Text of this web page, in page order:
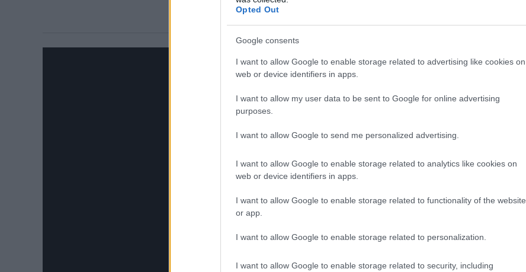
Opted Out
Google consents
I want to allow Google to enable storage related to advertising like cookies on
web or device identifiers in apps.
I want to allow my user data to be sent to Google for online advertising
purposes.
I want to allow Google to send me personalized advertising.
I want to allow Google to enable storage related to analytics like cookies on
web or device identifiers in apps.
I want to allow Google to enable storage related to functionality of the website
or app.
I want to allow Google to enable storage related to personalization.
I want to allow Google to enable storage related to security, including